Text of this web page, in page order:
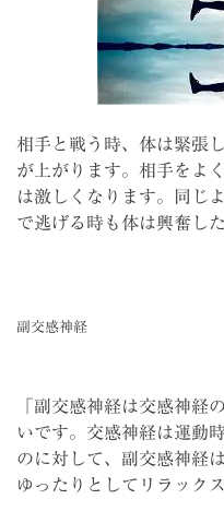
相手と戦う時、体は緊張
が上がります。相手をよ
は激しくなります。同じ
で逃げる時も体は興奮し
副交感神経
「副交感神経は交感神経
いです。交感神経は運動
のに対して、副交感神経
ゆったりとしてリラック